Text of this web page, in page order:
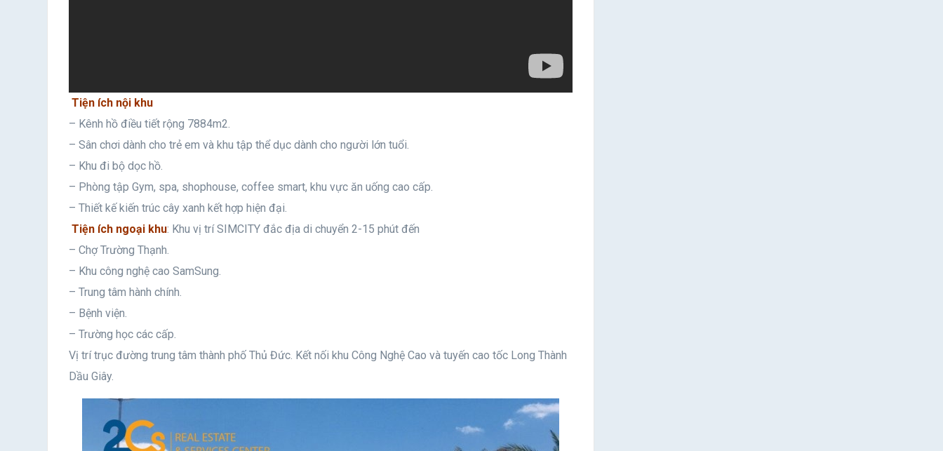
Tiện ích nội khu
– Kênh hồ điều tiết rộng 7884m2.
– Sân chơi dành cho trẻ em và khu tập thể dục dành cho người lớn tuổi.
– Khu đi bộ dọc hồ.
– Phòng tập Gym, spa, shophouse, coffee smart, khu vực ăn uống cao cấp.
– Thiết kế kiến trúc cây xanh kết hợp hiện đại.
Tiện ích ngoại khu: Khu vị trí SIMCITY đắc địa di chuyển 2-15 phút đến
– Chợ Trường Thạnh.
– Khu công nghệ cao SamSung.
– Trung tâm hành chính.
– Bệnh viện.
– Trường học các cấp.
Vị trí trục đường trung tâm thành phố Thủ Đức. Kết nối khu Công Nghệ Cao và tuyến cao tốc Long Thành
Dầu Giây.